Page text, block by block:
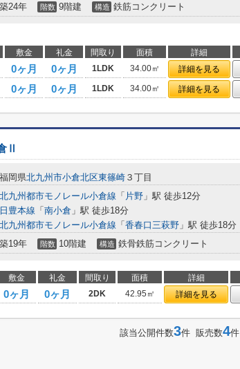
築24年 階数 9階建 構造 鉄筋コンクリート
敷金 礼金 間取り 面積 詳細
0ヶ月 0ヶ月 1LDK 34.00㎡ 詳細を見る
0ヶ月 0ヶ月 1LDK 34.00㎡ 詳細を見る
Ⅱ
福岡県北九州市小倉北区東篠崎 ３丁目
北九州都市モノレール小倉線 「 片野 」駅 徒歩12分
日豊本線 「 南小倉 」駅 徒歩18分
北九州都市モノレール小倉線 「 香春口三萩野 」駅 徒歩18分
築19年 階数 10階建 構造 鉄骨鉄筋コンクリート
敷金 礼金 間取り 面積 詳細
0ヶ月 0ヶ月 2DK 42.95㎡ 詳細を見る
該当公開件数3件 販売数4件